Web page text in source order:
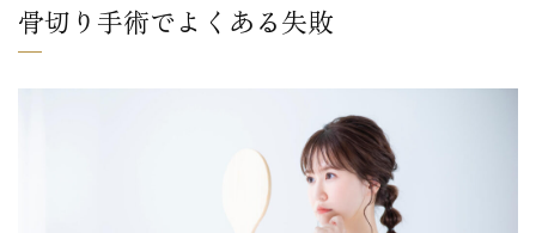
骨切り手術でよくある失敗